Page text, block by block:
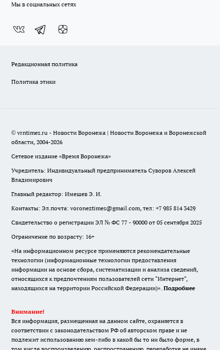
Мы в социальных сетях
Редакционная политика
Политика этики
© vrntimes.ru - Новости Воронежа | Новости Воронежа и Воронежской
области, 2004-2026
Сетевое издание «Время Воронежа»
Учредитель: Индивидуальный предприниматель Суворов Алексей
Владимирович
Главный редактор: Имешев Э. И.
Контакты: Эл.почта: voroneztimes@gmail.com, тел: +7 985 814 3429
Свидетельство о регистрации ЭЛ № ФС 77 - 90000 от 05 сентября 2025
Ограничение по возрасту: 16+
«На информационном ресурсе применяются рекомендательные
технологии (информационные технологии предоставления
информации на основе сбора, систематизации и анализа сведений,
относящихся к предпочтениям пользователей сети "Интернет",
находящихся на территории Российской Федерации)». Подробнее
Внимание!
Вся информация, размещенная на данном сайте, охраняется в
соответствии с законодательством РФ об авторском праве и не
подлежит использованию кем-либо в какой бы то ни было форме, в